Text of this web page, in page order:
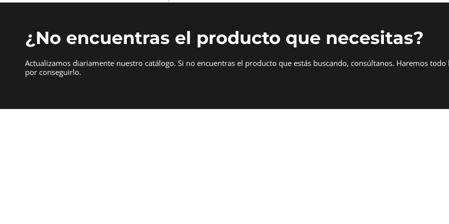
¿No encuentras el producto que necesitas?
Actualizamos diariamente nuestro catálogo. Si no encuentras el producto que estás buscando, consúltanos. Haremos
por conseguirlo.